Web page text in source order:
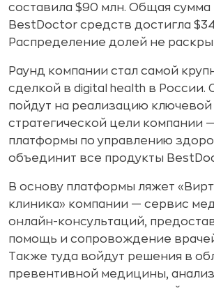
составила $90 млн. Общая
BestDoctor средств достигла
Распределение долей не
Раунд компании стал самой
сделкой в digital health в России.
пойдут на реализацию ключевой
стратегической цели компании
платформы по управлению
объединит все продукты
В основу платформы ляжет
клиника» компании — сервис
онлайн-консультаций,
помощь и сопровождение
Также туда войдут решения в
превентивной медицины,